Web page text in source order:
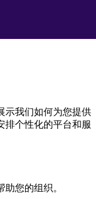
示我们如何为您提供
排个性化的平台和服
您的组织。